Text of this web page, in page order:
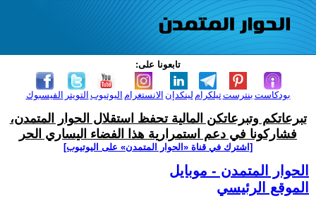
تابعونا على:
الفيسبوك التويتر اليوتيوب الانستغرام لينكدإن تيلكرامبنترست بودكاست
تبرعاتكم وتبرعاتكن المالية تحفظ استقلال الحوار المتمدن،
فشاركونا في دعم استمرارية هذا الفضاء اليساري الحر
[اشترك في قناة ‫«الحوار المتمدن» على اليوتيوب]
الحوار المتمدن - موبايل
الموقع الرئيسي